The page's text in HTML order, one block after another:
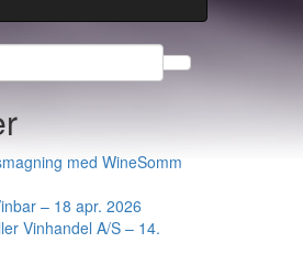
med WineSomm
– 18 apr. 2026
Vinhandel A/S – 14.